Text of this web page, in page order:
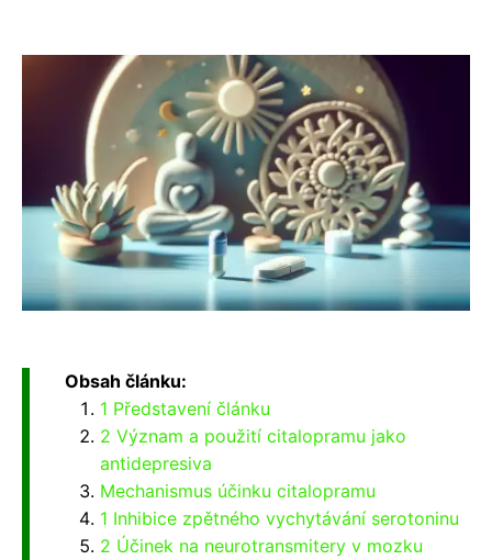
Obsah článku:
1 Představení článku
2 Význam a použití citalopramu jako
antidepresiva
Mechanismus účinku citalopramu
1 Inhibice zpětného vychytávání serotoninu
2 Účinek na neurotransmitery v mozku